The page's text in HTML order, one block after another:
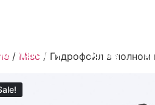
Mistral
Surfing
/ Misc / Гидрофойл в полном